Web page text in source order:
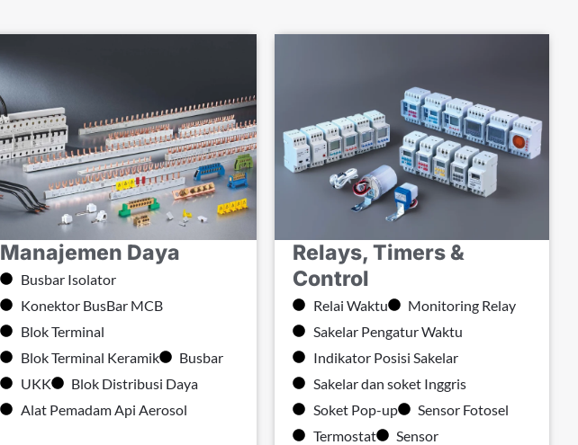
Manajemen Daya
Busbar Isolator
Konektor BusBar MCB
Blok Terminal
Blok Terminal Keramik
Busbar
UKK
Blok Distribusi Daya
Alat Pemadam Api Aerosol
Relays, Timers &
Control
Relai Waktu
Monitoring Relay
Sakelar Pengatur Waktu
Indikator Posisi Sakelar
Sakelar dan soket Inggris
Soket Pop-up
Sensor Fotosel
Termostat
Sensor